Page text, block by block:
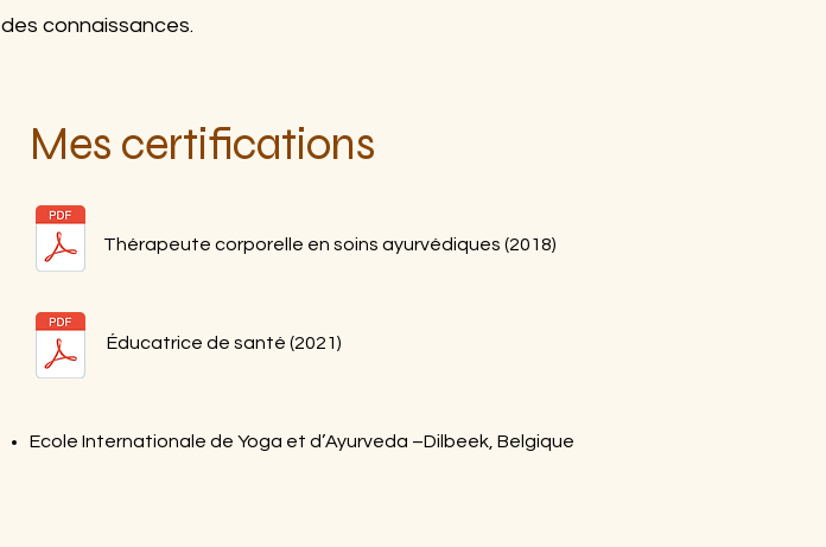
des connaissances.
Mes certifications
Thérapeute corporelle en soins ayurvédiques (2018)
Éducatrice de santé (2021)
Ecole Internationale de Yoga et d’Ayurveda –Dilbeek, Belgique